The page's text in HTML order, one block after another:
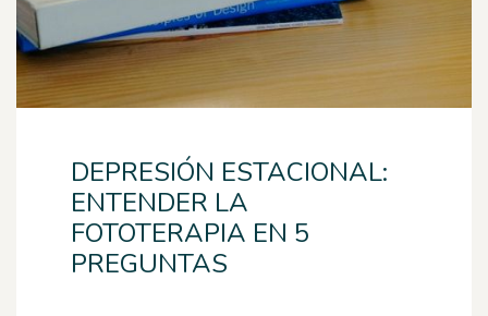
DEPRESIÓN ESTACIONAL:
ENTENDER LA
FOTOTERAPIA EN 5
PREGUNTAS